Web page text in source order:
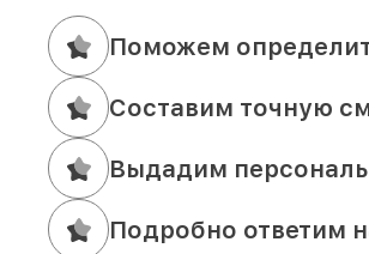
Поможем
Составим точную
Выдадим
Подробно ответим